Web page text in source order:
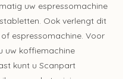
uw espressomachine
Ook verlengt dit
espressomachine. Voor
uw koffiemachine
kunt u Scanpart